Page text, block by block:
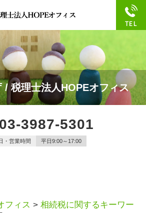
/ 税理士法人HOPEオフィス
03-3987-5301
・営業時間 平日9:00～17:00
フィス > 相続税に関するキーワー